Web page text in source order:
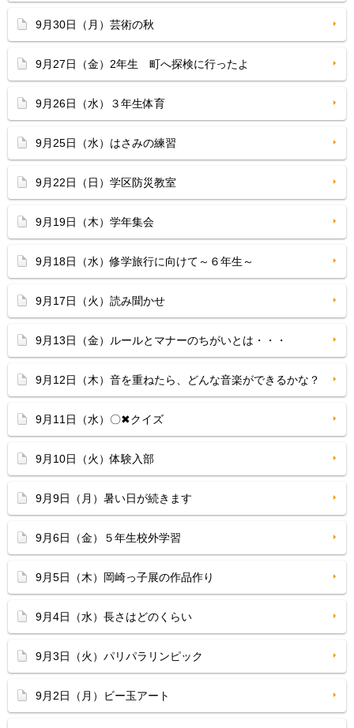
9月30日（月）芸術の秋
9月27日（金）2年生 町へ探検に行ったよ
9月26日（水）３年生体育
9月25日（水）はさみの練習
9月22日（日）学区防災教室
9月19日（木）学年集会
9月18日（水）修学旅行に向けて～６年生～
9月17日（火）読み聞かせ
9月13日（金）ルールとマナーのちがいとは・・・
9月12日（木）音を重ねたら、どんな音楽ができるかな？
9月11日（水）〇✖クイズ
9月10日（火）体験入部
9月9日（月）暑い日が続きます
9月6日（金）５年生校外学習
9月5日（木）岡崎っ子展の作品作り
9月4日（水）長さはどのくらい
9月3日（火）パリパラリンピック
9月2日（月）ビー玉アート